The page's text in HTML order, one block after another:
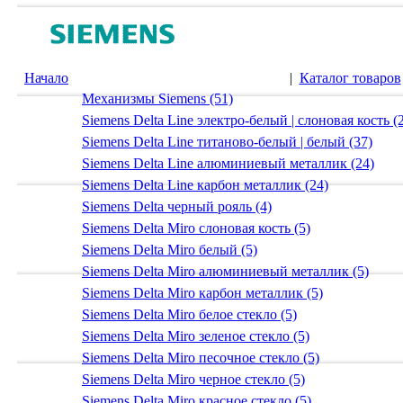
Начало | Каталог товаров
Механизмы Siemens (51)
Siemens Delta Line электро-белый | слоновая кость
Siemens Delta Line титаново-белый | белый (37)
Siemens Delta Line алюминиевый металлик (24)
Siemens Delta Line карбон металлик (24)
Siemens Delta черный рояль (4)
Siemens Delta Miro слоновая кость (5)
Siemens Delta Miro белый (5)
Siemens Delta Miro алюминиевый металлик (5)
Siemens Delta Miro карбон металлик (5)
Siemens Delta Miro белое стекло (5)
Siemens Delta Miro зеленое стекло (5)
Siemens Delta Miro песочное стекло (5)
Siemens Delta Miro черное стекло (5)